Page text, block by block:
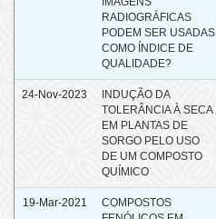
RADIOGRÁFICAS
PODEM SER USADAS
COMO ÍNDICE DE
QUALIDADE?
24-Nov-2023
INDUÇÃO DA
TOLERÂNCIA À SECA
EM PLANTAS DE
SORGO PELO USO
DE UM COMPOSTO
QUÍMICO
19-Mar-2021
COMPOSTOS